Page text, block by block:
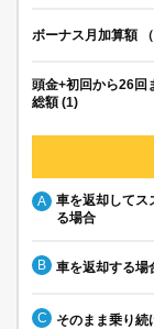
ボーナス月加算額 （
頭金+初回から26回
総額 (1)
A
車を返却してス
る場合
B 車を返却する場
C そのまま乗り続